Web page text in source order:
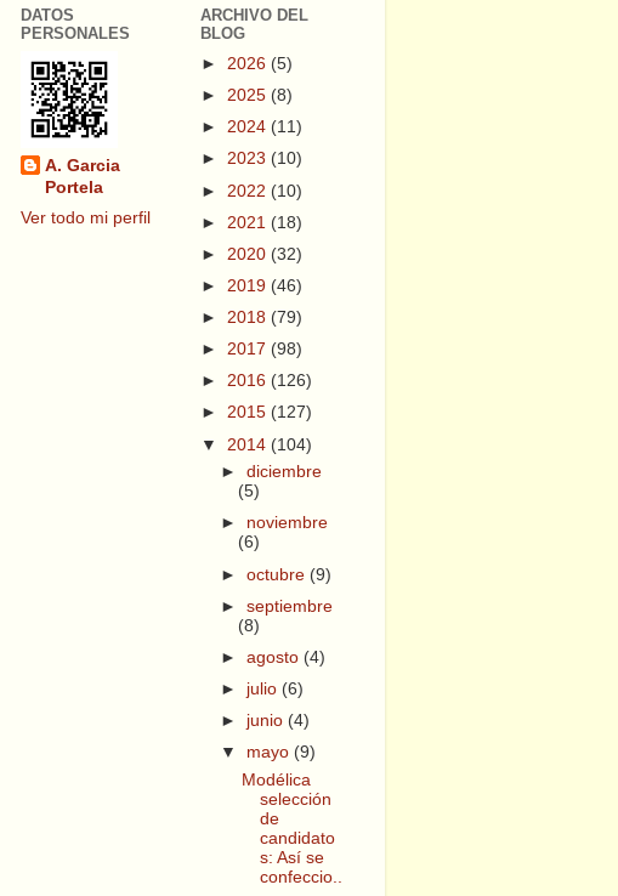
DATOS
PERSONALES
A. Garcia
Portela
Ver todo mi perfil
ARCHIVO DEL
BLOG
► 2026 (5)
► 2025 (8)
► 2024 (11)
► 2023 (10)
► 2022 (10)
► 2021 (18)
► 2020 (32)
► 2019 (46)
► 2018 (79)
► 2017 (98)
► 2016 (126)
► 2015 (127)
▼ 2014 (104)
►diciembre
(5)
► noviembre
(6)
►octubre (9)
►septiembre
(8)
►agosto (4)
► julio (6)
► junio (4)
▼ mayo (9)
Modélica
selección
de
candidato
s: Así se
confeccio..